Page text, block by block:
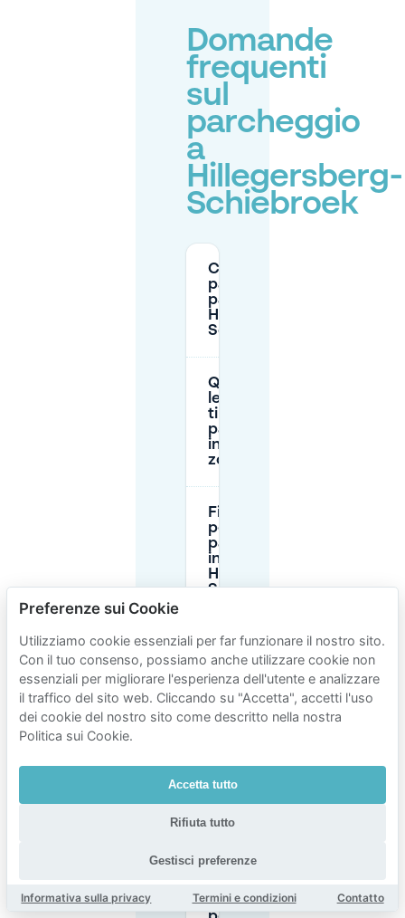
Domande
frequenti
sul
parcheggio
a
Hillegersberg-
Schiebroek
C'è
parcheggio a
pagamento a
Hillegersberg-
Schiebroek?
Quali sono
le tariffe
tipiche di
parcheggio
in questa
zona?
Fino a che ora
posso
parcheggiare
in strada a
Hillegersberg-
Schiebroek?
Dove posso
parcheggiare
gratis intorno
a
Hillegersberg-
Schiebroek?
è gratuito la
domenica a
Hillegersberg-
ottenere un
Preferenze sui Cookie
Utilizziamo cookie essenziali per far funzionare il nostro sito.
Con il tuo consenso, possiamo anche utilizzare cookie non
essenziali per migliorare l'esperienza dell'utente e analizzare
il traffico del sito web. Cliccando su "Accetta", accetti l'uso
dei cookie del nostro sito come descritto nella nostra
Politica sui Cookie.
Accetta tutto
Rifiuta tutto
Gestisci preferenze
Informativa sulla privacy Termini e condizioni Contatto